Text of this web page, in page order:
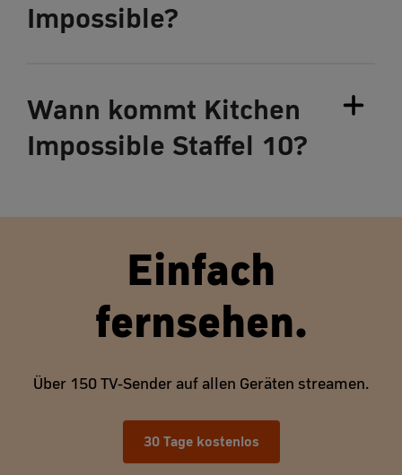
Impossible?
Wann kommt Kitchen
Impossible Staffel 10?
Einfach
fernsehen.
Über 150 TV-Sender auf allen Geräten streamen.
30 Tage kostenlos